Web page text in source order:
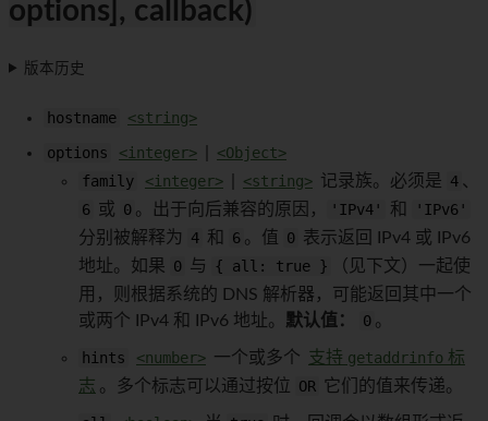
options], callback)
版本历史
hostname
<string>
options
<integer>
<Object>
family
<integer> <string> 记录族。必须是 4 、
6 或 0 。出于向后兼容的原因， 'IPv4' 和
'IPv6'
分别被解释为
4 和 6 。值 0 表示返回 IPv4 或 IPv6
地址。如果 0 与 { all: true }
（见下文）一起使
用，则根据系统的 DNS 解析器，可能返回其中一个
或两个 IPv4 和 IPv6 地址。 默认值： 0 。
hints <number> 一个或多个 支持 getaddrinfo 标
志 。多个标志可以通过按位 OR 它们的值来传递。